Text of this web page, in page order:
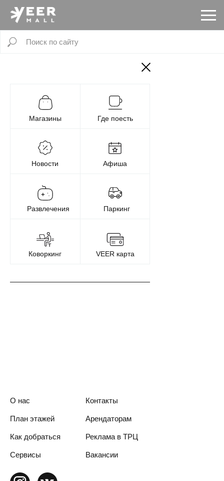
Магазины Где поесть
Новости
Паркинг
Афиша
Развлечения
О нас
План этажей
Как добраться
Арендаторам
Контакты
Реклама в ТРЦ
VEER карта
Коворкинг
Сервисы Вакансии